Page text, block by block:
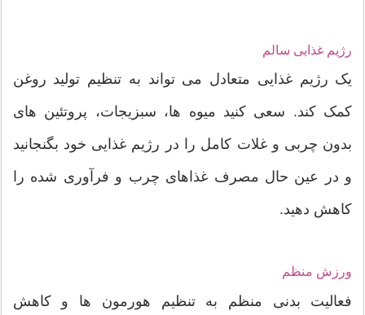
رژیم غذایی سالم
یک رژیم غذایی متعادل می تواند به تنظیم تولید روغن
کمک کند. سعی کنید میوه ها، سبزیجات، پروتئین های
بدون چربی و غلات کامل را در رژیم غذایی خود بگنجانید
و در عین حال مصرف غذاهای چرب و فرآوری شده را
کاهش دهید.
ورزش منظم
فعالیت بدنی منظم به تنظیم هورمون ها و کاهش